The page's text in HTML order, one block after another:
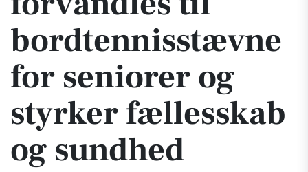
bordtennisstævne
for seniorer og
styrker fællesskab
og sundhed